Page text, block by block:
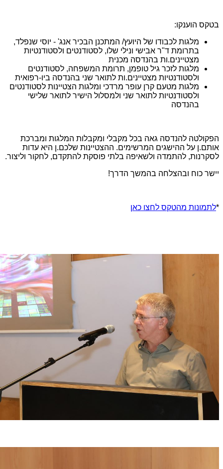
בטקס הוענקו:
מלגות לכבודו של היועץ/ המתכנן הבכיר אנג' - יוסי שנפלד,
בתרומת ד"ר אבישי ונילי שלו, לסטודנטים ולסטודנטיות
מצטיינים.ות בהנדסה מכנית
מלגות לזכר גיל טופמן, תרומת המשפחה, לסטודנטים
ולסטודנטיות מצטיינים.ות לתואר שני בהנדסה ביו-רפואית
מלגות מטעם קרן עופר מרדכי ומלגות הצטיינות לסטודנטים
ולסטודנטיות לתואר שני ולמסלול הישיר לתואר שלישי
בהנדסה
הפקולטה להנדסה גאה בכל מקבלי ומקבלות המלגות ומברכת
אותם.ן על ההישגים המרשימים. ההצטיינות שלכם.ן היא עדות
לסקרנות, להתמדה ולשאיפה בלתי פוסקת להתקדם, לחקור וליצור.
יישר כוח ובהצלחה בהמשך הדרך!
*לתמונות מהטקס לחצו כאן